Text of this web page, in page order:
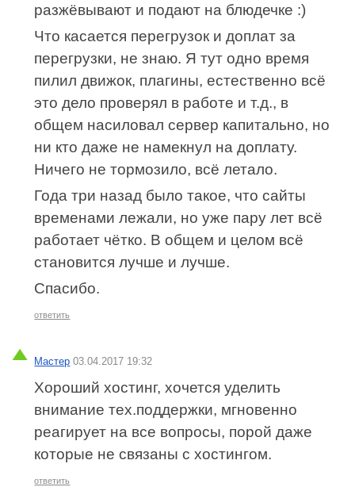
разжёвывают и подают на блюдечке :)
Что касается перегрузок и доплат за
перегрузки, не знаю. Я тут одно время
пилил движок, плагины, естественно всё
это дело проверял в работе и т.д., в
общем насиловал сервер капитально, но
ни кто даже не намекнул на доплату.
Ничего не тормозило, всё летало.
Года три назад было такое, что сайты
временами лежали, но уже пару лет всё
работает чётко. В общем и целом всё
становится лучше и лучше.
Спасибо.
ответить
Мастер 03.04.2017 19:32
Хороший хостинг, хочется уделить
внимание тех.поддержки, мгновенно
реагирует на все вопросы, порой даже
которые не связаны с хостингом.
ответить